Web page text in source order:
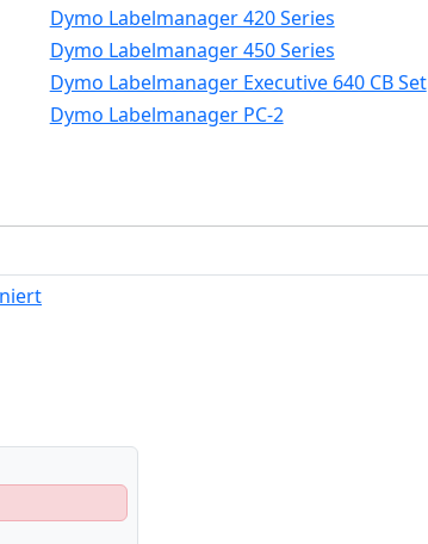
Dymo Labelmanager 420 Series
Dymo Labelmanager 450 Series
Dymo Labelmanager Executive 640 CB Set
Dymo Labelmanager PC-2